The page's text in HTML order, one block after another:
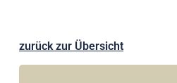
Postcrossing
zurück zur Übersicht